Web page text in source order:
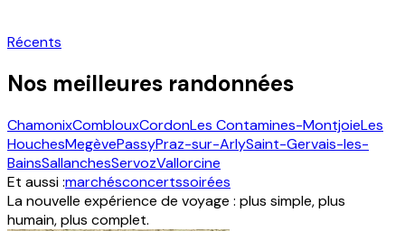
Récents
Nos meilleures randonnées
ChamonixComblouxCordonLes Contamines-MontjoieLes
HouchesMegèvePassyPraz-sur-ArlySaint-Gervais-les-
BainsSallanchesServozVallorcine
Et aussi :marchésconcertssoirées
La nouvelle expérience de voyage : plus simple, plus
humain, plus complet.